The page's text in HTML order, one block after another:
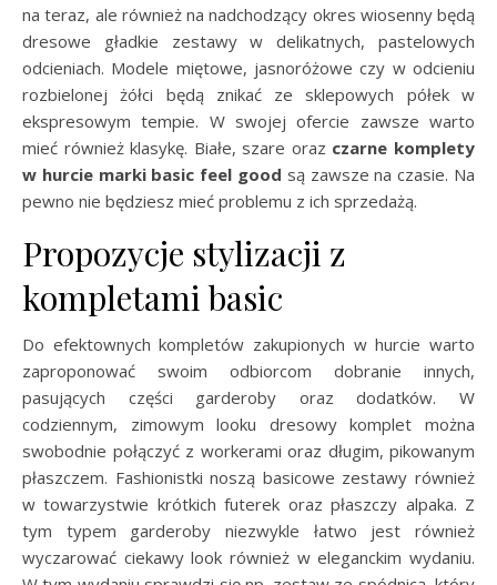
na teraz, ale również na nadchodzący okres wiosenny będą
dresowe gładkie zestawy w delikatnych, pastelowych
odcieniach. Modele miętowe, jasnoróżowe czy w odcieniu
rozbielonej żółci będą znikać ze sklepowych półek w
ekspresowym tempie. W swojej ofercie zawsze warto
mieć również klasykę. Białe, szare oraz czarne komplety
w hurcie marki basic feel good są zawsze na czasie. Na
pewno nie będziesz mieć problemu z ich sprzedażą.
Propozycje stylizacji z
kompletami basic
Do efektownych kompletów zakupionych w hurcie warto
zaproponować swoim odbiorcom dobranie innych,
pasujących części garderoby oraz dodatków. W
codziennym, zimowym looku dresowy komplet można
swobodnie połączyć z workerami oraz długim, pikowanym
płaszczem. Fashionistki noszą basicowe zestawy również
w towarzystwie krótkich futerek oraz płaszczy alpaka. Z
tym typem garderoby niezwykle łatwo jest również
wyczarować ciekawy look również w eleganckim wydaniu.